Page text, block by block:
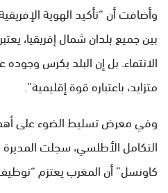
وأضافت أن “تأكيد الهوية
بين جميع بلدان شمال إفريقيا،
الانتماء. بل إن البلد يكرس
متزايد، باعتباره قوة إقليمية”.
وفي معرض تسليط الضوء على
التكامل الأطلسي، سجلت المديرة
كاونسل” أن المغرب يعتزم